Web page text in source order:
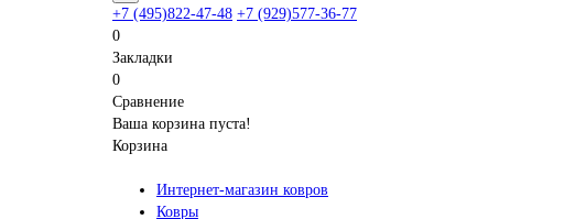
+7 (495)822-47-48 +7 (929)577-36-77
0
Закладки
0
Сравнение
Ваша корзина пуста!
Корзина
Интернет-магазин ковров
Ковры